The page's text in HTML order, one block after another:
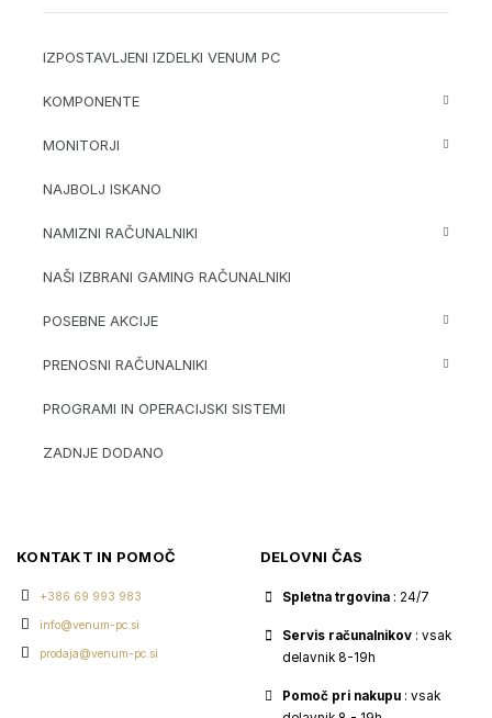
IZPOSTAVLJENI IZDELKI VENUM PC
KOMPONENTE
MONITORJI
NAJBOLJ ISKANO
NAMIZNI RAČUNALNIKI
NAŠI IZBRANI GAMING RAČUNALNIKI
POSEBNE AKCIJE
PRENOSNI RAČUNALNIKI
PROGRAMI IN OPERACIJSKI SISTEMI
ZADNJE DODANO
KONTAKT IN POMOČ
+386 69 993 983
info@venum-pc.si
prodaja@venum-pc.si
DELOVNI ČAS
Spletna trgovina: 24/7
Servis računalnikov: vsak
delavnik 8-19h
Pomoč pri nakupu: vsak